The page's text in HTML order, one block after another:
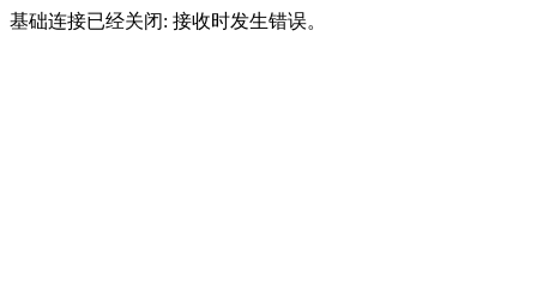
基础连接已经关闭: 接收时发生错误。